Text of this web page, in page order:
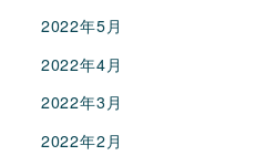
2022年5月
2022年4月
2022年3月
2022年2月